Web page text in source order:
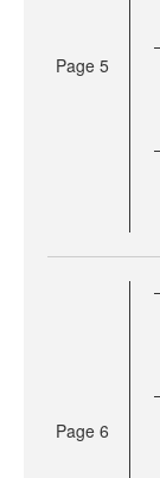
Page 5
Page 6